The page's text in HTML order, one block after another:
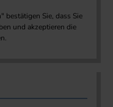
bestätigen Sie, dass Sie
und akzeptieren die